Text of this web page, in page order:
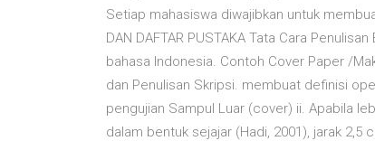
Setiap mahasiswa diwajibkan untuk
DAN DAFTAR PUSTAKA Tata Cara
bahasa Indonesia. Contoh Cover Paper /
dan Penulisan Skripsi. membuat definisi
pengujian Sampul Luar (cover) ii. Apabila
dalam bentuk sejajar (Hadi, 2001), jarak